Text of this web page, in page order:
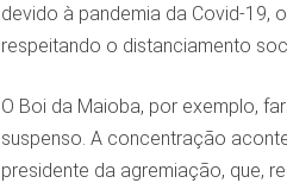
devido à pandemia da Covid-19,
respeitando o distanciamento
O Boi da Maioba, por exemplo,
suspenso. A concentração
presidente da agremiação, que,